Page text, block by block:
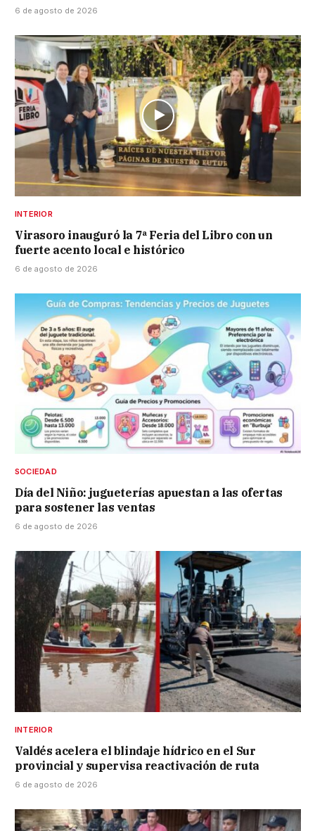
6 de agosto de 2026
INTERIOR
Virasoro inauguró la 7ª Feria del Libro con un
fuerte acento local e histórico
6 de agosto de 2026
SOCIEDAD
Día del Niño: jugueterías apuestan a las ofertas
para sostener las ventas
6 de agosto de 2026
INTERIOR
Valdés acelera el blindaje hídrico en el Sur
provincial y supervisa reactivación de ruta
6 de agosto de 2026